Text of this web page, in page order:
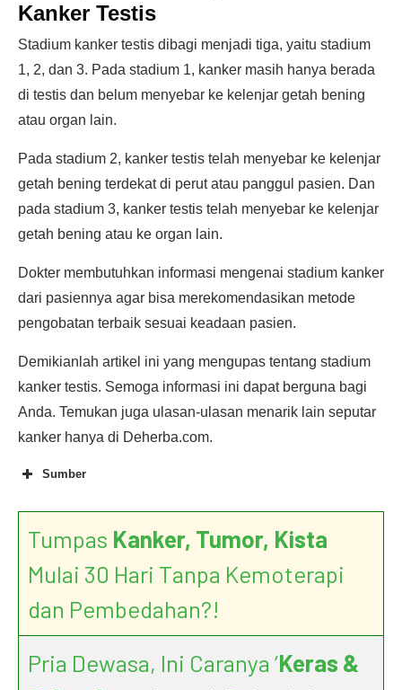
Kanker Testis
Stadium kanker testis dibagi menjadi tiga, yaitu stadium
1, 2, dan 3. Pada stadium 1, kanker masih hanya berada
di testis dan belum menyebar ke kelenjar getah bening
atau organ lain.
Pada stadium 2, kanker testis telah menyebar ke kelenjar
getah bening terdekat di perut atau panggul pasien. Dan
pada stadium 3, kanker testis telah menyebar ke kelenjar
getah bening atau ke organ lain.
Dokter membutuhkan informasi mengenai stadium kanker
dari pasiennya agar bisa merekomendasikan metode
pengobatan terbaik sesuai keadaan pasien.
Demikianlah artikel ini yang mengupas tentang stadium
kanker testis. Semoga informasi ini dapat berguna bagi
Anda. Temukan juga ulasan-ulasan menarik lain seputar
kanker hanya di Deherba.com.
Sumber
Tumpas Kanker, Tumor, Kista
Mulai 30 Hari Tanpa Kemoterapi
dan Pembedahan?!
Pria Dewasa, Ini Caranya ‘Keras &